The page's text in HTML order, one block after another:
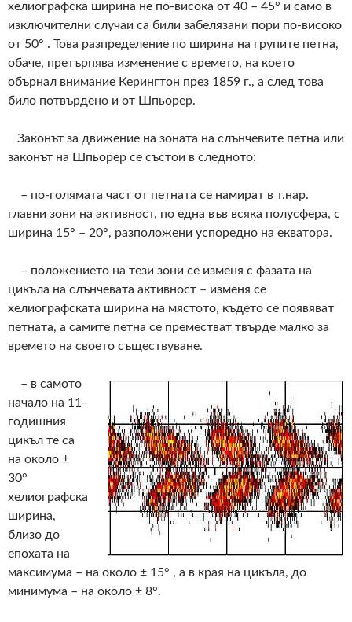
хелиографска ширина не по-висока от 40 – 45° и само в
изключителни случаи са били забелязани пори по-високо
от 50° . Това разпределение по ширина на групите петна,
обаче, претърпява изменение с времето, на което
обърнал внимание Керингтон през 1859 г., а след това
било потвърдено и от Шпьорер.
Законът за движение на зоната на слънчевите петна или
законът на Шпьорер се състои в следното:
– по-голямата част от петната се намират в т.нар.
главни зони на активност, по една във всяка полусфера, с
ширина 15° – 20°, разположени успоредно на екватора.
– положението на тези зони се изменя с фазата на
цикъла на слънчевата активност – изменя се
хелиографската ширина на мястото, където се появяват
петната, а самите петна се преместват твърде малко за
времето на своето съществуване.
– в самото
начало на 11-
годишния
цикъл те са
на около ±
30°
хелиографска
ширина,
близо до
епохата на
максимума – на около ± 15° , а в края на цикъла, до
минимума – на около ± 8°.